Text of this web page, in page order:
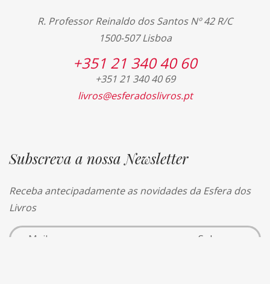
R. Professor Reinaldo dos Santos Nº 42 R/C
1500-507 Lisboa
+351 21 340 40 60
+351 21 340 40 69
livros@esferadoslivros.pt
Subscreva a nossa Newsletter
Receba antecipadamente as novidades da Esfera dos
Livros